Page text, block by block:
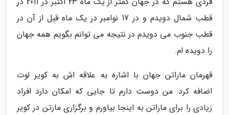
قطب شمال دویدم و در 17 نوامبر در یک ماه قبل از آن در
قطب جنوب می دویدم در نتیجه می توانم بگویم همه جهان
را دویده ام.
قهرمان ماراتن جهان با اشاره به علاقه اش به کویر لوت
اضافه کرد: من دوست دارم تا جایی که امکان دارد افراد
زیادی را برای ماراتن به اینجا بیاورم و برگزاری مارتن در کویر